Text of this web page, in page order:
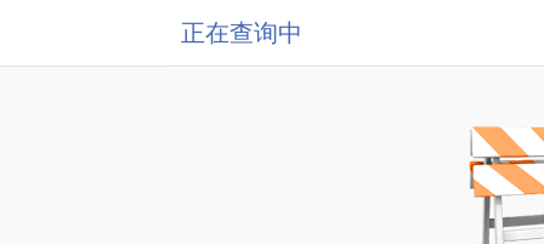
正在查询中